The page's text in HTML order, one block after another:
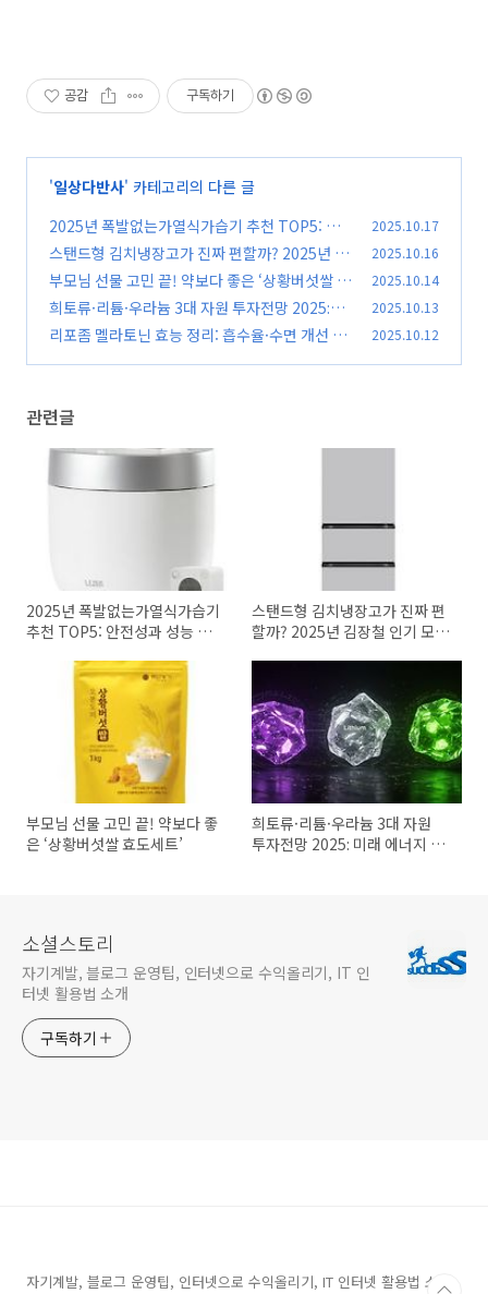
공감 구독하기
'일상다반사' 카테고리의 다른 글
2025년 폭발없는가열식가습기 추천 TOP5: 안
전성과 성능 모두 잡은 가습기 (0)
2025.10.17
스탠드형 김치냉장고가 진짜 편할까? 2025년 김
장철 인기 모델 비교 분석 (0)
2025.10.16
부모님 선물 고민 끝! 약보다 좋은 ‘상황버섯쌀 효
도세트’
(0)
2025.10.14
희토류·리튬·우라늄 3대 자원 투자전망 2025:
미래 에너지 패권의 흐름 읽기 (0)
2025.10.13
리포좀 멜라토닌 효능 정리: 흡수율·수면 개선 효
2025.10.12
관련글
2025년 폭발없는가열식가습기
추천 TOP5: 안전성과 성능 모두
스탠드형 김치냉장고가 진짜 편
할까? 2025년 김장철 인기 모델
부모님 선물 고민 끝! 약보다 좋
은 ‘상황버섯쌀 효도세트’
희토류·리튬·우라늄 3대 자원
투자전망 2025: 미래 에너지 패
소셜스토리
자기계발, 블로그 운영팁, 인터넷으로 수익올리기, IT 인
터넷 활용법 소개
구독하기
자기계발, 블로그 운영팁, 인터넷으로 수익올리기, IT 인터넷 활용법 소개